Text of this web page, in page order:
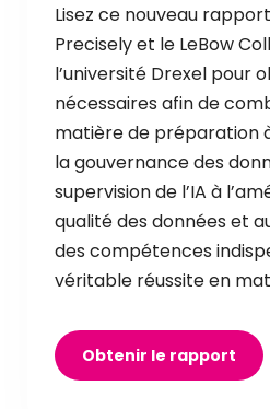
Lisez ce nouveau
Precisely et le LeBow
l’université Drexel pour
nécessaires afin de
matière de préparation
la gouvernance des
supervision de l’IA à
qualité des données et
des compétences
véritable réussite en
Obtenir le rapport